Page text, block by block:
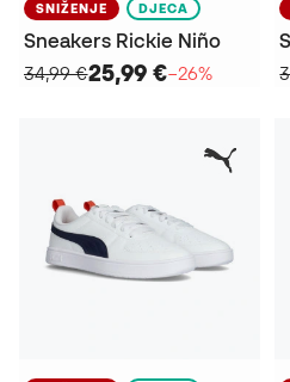
SNIŽENJE DJECA
Sneakers Rickie Niño
34,99 €25,99 €−26%